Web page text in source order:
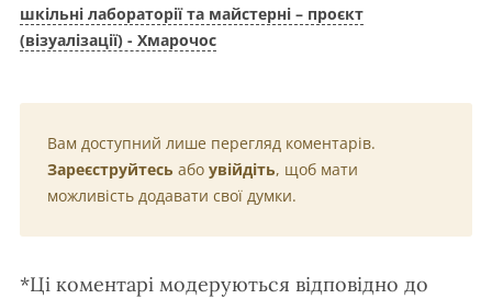
шкільні лабораторії та майстерні – проєкт
(візуалізації) - Хмарочос
Вам доступний лише перегляд коментарів.
Зареєструйтесь або увійдіть, щоб мати
можливість додавати свої думки.
*Ці коментарі модеруються відповідно до